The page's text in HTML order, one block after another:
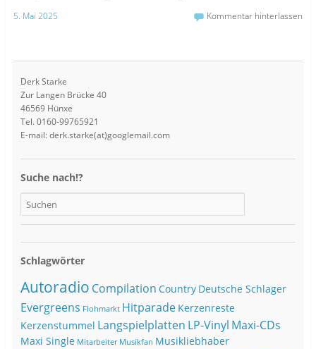
5. Mai 2025 Kommentar hinterlassen
Derk Starke
Zur Langen Brücke 40
46569 Hünxe
Tel. 0160-99765921
E-mail: derk.starke(at)googlemail.com
Suche nach!?
Schlagwörter
Autoradio Compilation Country Deutsche Schlager
Evergreens Flohmarkt Hitparade Kerzenreste
Kerzenstummel Langspielplatten LP-Vinyl Maxi-CDs
Maxi Single Mitarbeiter Musikfan Musikliebhaber